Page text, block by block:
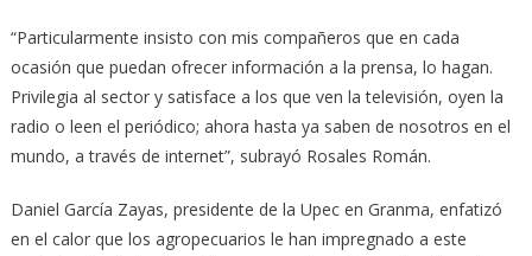
“Particularmente insisto con mis compañeros que en cada
ocasión que puedan ofrecer información a la prensa, lo hagan.
Privilegia al sector y satisface a los que ven la televisión, oyen la
radio o leen el periódico; ahora hasta ya saben de nosotros en el
mundo, a través de internet”, subrayó Rosales Román.
Daniel García Zayas, presidente de la Upec en Granma, enfatizó
en el calor que los agropecuarios le han impregnado a este